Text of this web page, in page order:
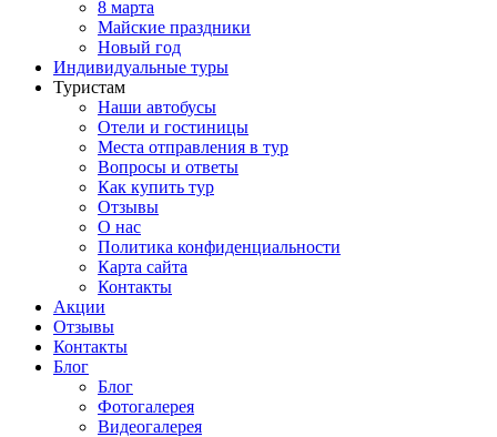
8 марта
Майские праздники
Новый год
Индивидуальные туры
Туристам
Наши автобусы
Отели и гостиницы
Места отправления в тур
Вопросы и ответы
Как купить тур
Отзывы
О нас
Политика конфиденциальности
Карта сайта
Контакты
Акции
Отзывы
Контакты
Блог
Блог
Фотогалерея
Видеогалерея